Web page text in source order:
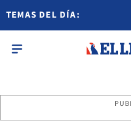
TEMAS DEL DÍA: